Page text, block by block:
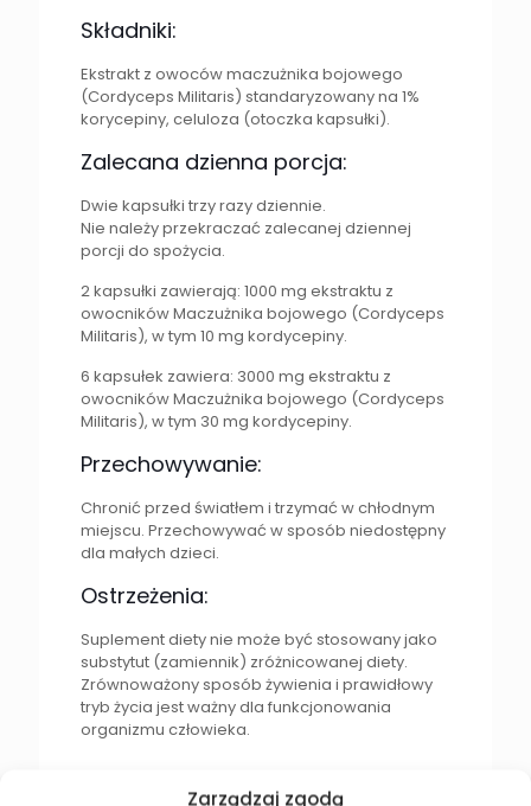
Zarządzaj zgodą
Składniki:
Ekstrakt z owoców maczużnika bojowego
(Cordyceps Militaris) standaryzowany na 1%
korycepiny, celuloza (otoczka kapsułki).
Zalecana dzienna porcja:
Dwie kapsułki trzy razy dziennie.
Nie należy przekraczać zalecanej dziennej
porcji do spożycia.
2 kapsułki zawierają: 1000 mg ekstraktu z
owocników Maczużnika bojowego (Cordyceps
Militaris), w tym 10 mg kordycepiny.
6 kapsułek zawiera: 3000 mg ekstraktu z
owocników Maczużnika bojowego (Cordyceps
Militaris), w tym 30 mg kordycepiny.
Przechowywanie:
Chronić przed światłem i trzymać w chłodnym
miejscu. Przechowywać w sposób niedostępny
dla małych dzieci.
Ostrzeżenia:
Suplement diety nie może być stosowany jako
substytut (zamiennik) zróżnicowanej diety.
Zrównoważony sposób żywienia i prawidłowy
tryb życia jest ważny dla funkcjonowania
organizmu człowieka.